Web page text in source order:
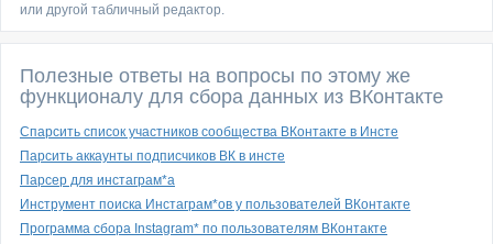
или другой табличный редактор.
Полезные ответы на вопросы по этому же
функционалу для сбора данных из ВКонтакте
Спарсить список участников сообщества ВКонтакте в Инсте
Парсить аккаунты подписчиков ВК в инсте
Парсер для инстаграм*а
Инструмент поиска Инстаграм*ов у пользователей ВКонтакте
Программа сбора Instagram* по пользователям ВКонтакте